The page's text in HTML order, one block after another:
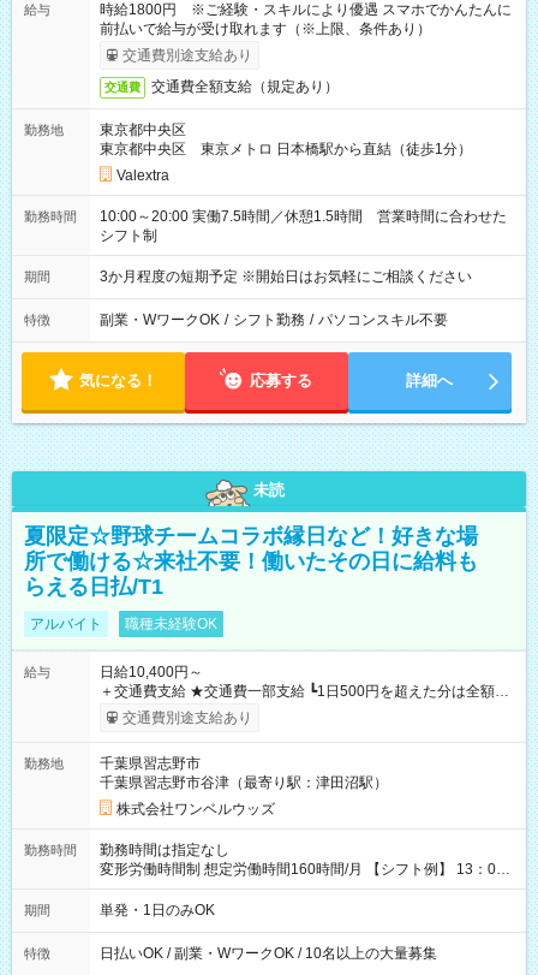
給与
時給1800円 ※ご経験・スキルにより優遇 スマホでかんたんに
前払いで給与が受け取れます（※上限、条件あり）
交通費別途支給あり
交通費 交通費全額支給（規定あり）
勤務地
東京都中央区
東京都中央区 東京メトロ 日本橋駅から直結（徒歩1分）
Valextra
勤務時間
10:00～20:00 実働7.5時間／休憩1.5時間 営業時間に合わせた
シフト制
期間 3か月程度の短期予定 ※開始日はお気軽にご相談ください
特徴 副業・WワークOK / シフト勤務 / パソコンスキル不要
気になる！ 応募する 詳細へ
未読
夏限定☆野球チームコラボ縁日など！好きな場
所で働ける☆来社不要！働いたその日に給料も
らえる日払/T1
アルバイト 職種未経験OK
給与
日給10,400円～
＋交通費支給 ★交通費一部支給 ┗1日500円を超えた分は全額支
給！ ※往復500円以内の方は自己負担となります ★日払いOK！
（規定あり） ┗働いたその日に現金GET♪ お仕事後はコンビニ
なし
交通費別途支給あり
勤務地
千葉県習志野市
千葉県習志野市谷津（最寄り駅：津田沼駅）
株式会社ワンベルウッズ
勤務時間
勤務時間は指定なし
変形労働時間制 想定労働時間160時間/月 【シフト例】 13：00
～22：00
期間 単発・1日のみOK
特徴 日払いOK / 副業・WワークOK / 10名以上の大量募集